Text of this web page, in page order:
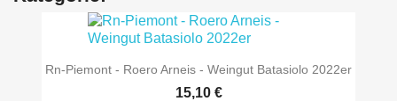
Rn-Piemont - Roero Arneis - Weingut Batasiolo 2022er
15,10 €